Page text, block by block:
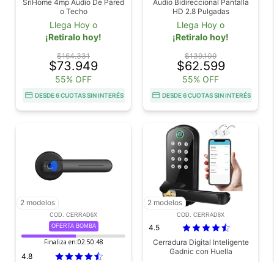
SriHome 4mp Audio De Pared
o Techo
Llega Hoy o
¡Retiralo hoy!
$164.331
$73.949
55% OFF
DESDE 6 CUOTAS SIN INTERÉS
Audio Bidireccional Pantalla
HD 2.8 Pulgadas
Llega Hoy o
¡Retiralo hoy!
$139.109
$62.599
55% OFF
DESDE 6 CUOTAS SIN INTERÉS
2 modelos
COD. CERRAD6X
OFERTA BOMBA
Finaliza en:02:50:46
4.8
2 modelos
COD. CERRAD8X
4.5
Cerradura Digital Inteligente
Gadnic con Huella